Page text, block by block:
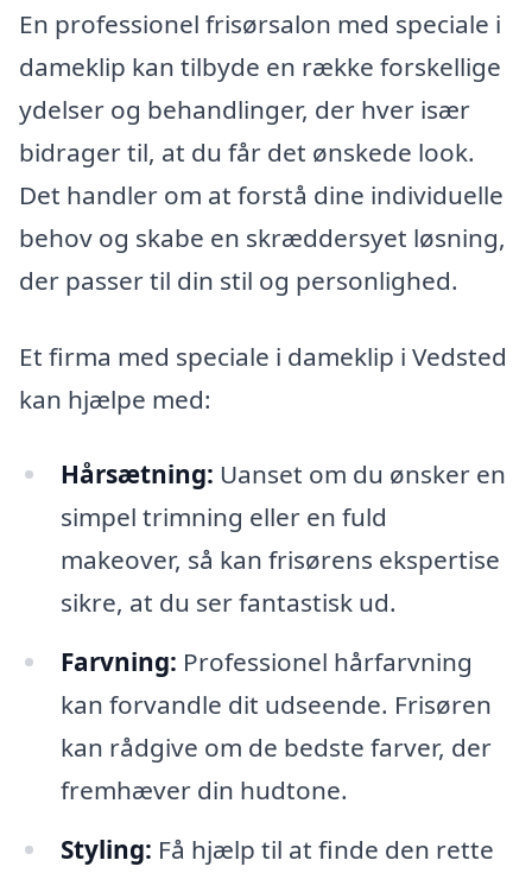
En professionel frisørsalon med speciale i
dameklip kan tilbyde en række forskellige
ydelser og behandlinger, der hver især
bidrager til, at du får det ønskede look.
Det handler om at forstå dine individuelle
behov og skabe en skræddersyet løsning,
der passer til din stil og personlighed.
Et firma med speciale i dameklip i Vedsted
kan hjælpe med:
Hårsætning: Uanset om du ønsker en
simpel trimning eller en fuld
makeover, så kan frisørens ekspertise
sikre, at du ser fantastisk ud.
Farvning: Professionel hårfarvning
kan forvandle dit udseende. Frisøren
kan rådgive om de bedste farver, der
fremhæver din hudtone.
Styling: Få hjælp til at finde den rette